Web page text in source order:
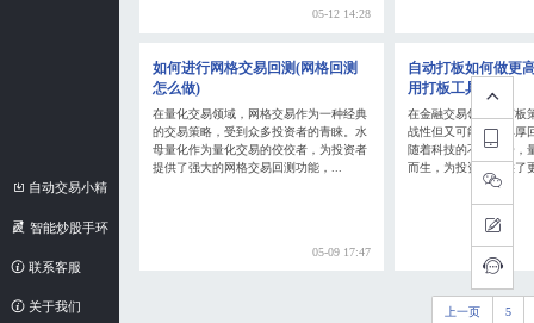
自动交易小精
灵 智能炒股手环
联系客服
关于我们
05-12 14:28
如何进行网格交易回测(网格回测
怎么做)
在量化交易领域，网格交易作为一种经典
的交易策略，受到众多投资者的青睐。水
母量化作为量化交易的佼佼者，为投资者
提供了强大的网格交易回测功能，...
05-09 17:47
自动打板如何做更
用打板工具)
在金融交易领域，打板
战性但又可能带来丰厚
随着科技的不断进步，
而生，为投资者提供了
上一页 5